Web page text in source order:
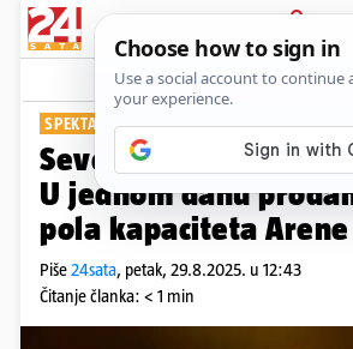
PRIJAVA
Show
SPEKTAKL 7. STUDENOGA
Severina postavila
U jednom danu
pola kapaciteta
Piše24sata, petak, 29.8.2025. u 12:43
Čitanje članka: < 1 min